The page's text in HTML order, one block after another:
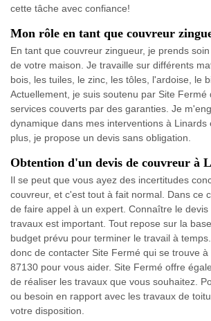
cette tâche avec confiance!
Mon rôle en tant que couvreur
En tant que couvreur zingueur, je prends
de votre maison. Je travaille sur différents
bois, les tuiles, le zinc, les tôles, l'ardoise, le
Actuellement, je suis soutenu par Site Fermé
services couverts par des garanties. Je
dynamique dans mes interventions à Linards
plus, je propose un devis sans obligation.
Obtention d'un devis de couvreur à
Il se peut que vous ayez des incertitudes
couvreur, et c'est tout à fait normal. Dans ce
de faire appel à un expert. Connaître le
travaux est important. Tout repose sur la
budget prévu pour terminer le travail à
donc de contacter Site Fermé qui se trouve à
87130 pour vous aider. Site Fermé offre
de réaliser les travaux que vous souhaitez.
ou besoin en rapport avec les travaux de
votre disposition.